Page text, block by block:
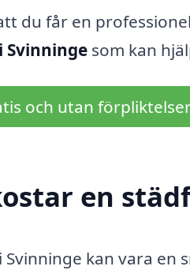
du får en
Svinninge som kan
och utan
en
kan vara